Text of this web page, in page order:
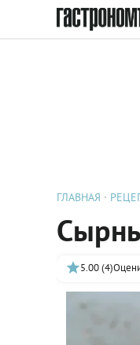
ГЛАВНАЯ
5.00 (4)